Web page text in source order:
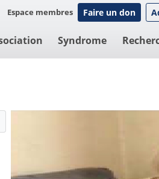
Espace membres Faire un don
Syndrome